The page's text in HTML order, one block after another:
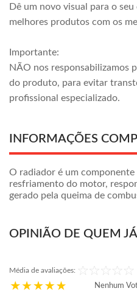
Dê um novo visual para o
melhores produtos com os
Importante:
NÃO nos responsabilizamos
do produto, para evitar
profissional especializado.
INFORMAÇÕES
O radiador é um
resfriamento do motor,
gerado pela queima de
OPINIÃO DE QUEM
Média de avaliações:
Nenhum